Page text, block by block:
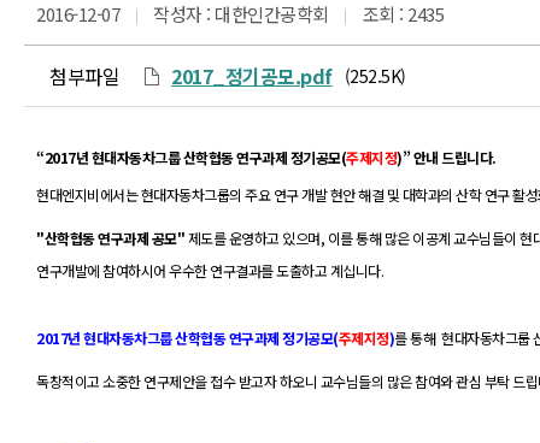
2016-12-07 작성자 : 대한인간공학회 조회 : 2435
첨부파일 2017_정기공모.pdf (252.5K)
“2017년 현대자동차그룹 산학협동 연구과제 정기공모(주제지정)” 안내 드립니다.
현대엔지비에서는현대자동차그룹의 주요 연구 개발 현안 해결 및 대학과의 산학 연구 활
"산학협동 연구과제 공모"제도를 운영하고 있으며, 이를 통해 많은 이공계 교수님들이 현
연구개발에 참여하시어 우수한 연구결과를 도출하고 계십니다.
2017년 현대자동차그룹산학협동 연구과제 정기공모(주제지정)를 통해 현대자동차그룹
독창적이고 소중한 연구제안을 접수 받고자 하오니 교수님들의 많은 참여와 관심 부탁 드